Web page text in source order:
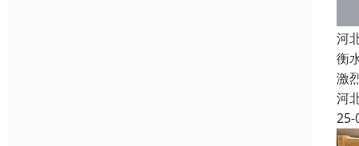
河
衡
激
河
25-